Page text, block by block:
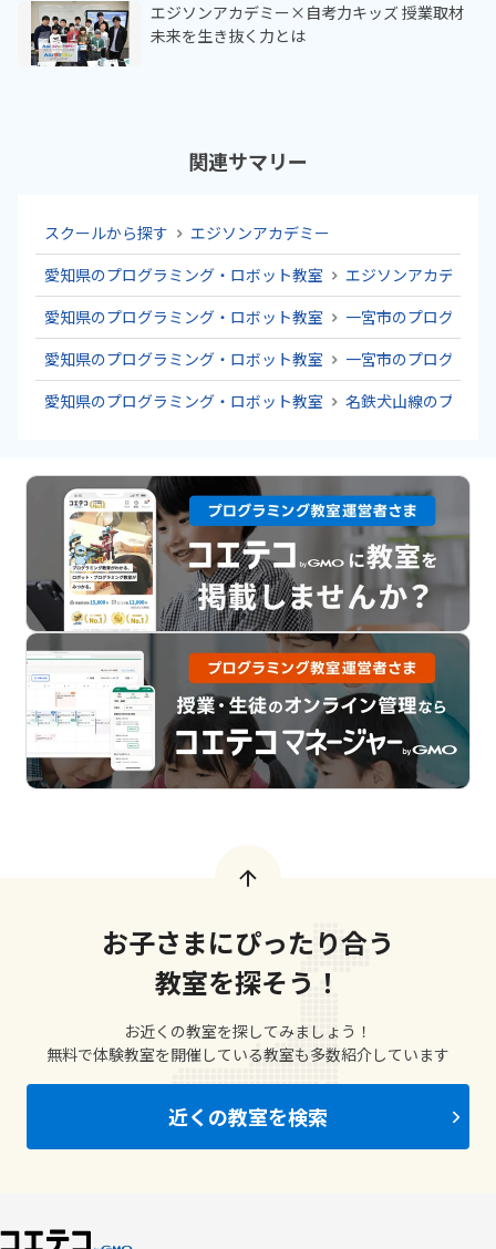
エジソンアカデミー×自考力キッズ 授業取材
未来を生き抜く力とは
関連サマリー
スクールから探す
エジソンアカデミー
愛知県のプログラミング・ロボット教室
エジソンアカデミー
愛知県のプログラミング・ロボット教室
一宮市のプログラミ
愛知県のプログラミング・ロボット教室
一宮市のプログラミ
愛知県のプログラミング・ロボット教室
名鉄犬山線のプログ
お子さまにぴったり合う
教室を探そう！
お近くの教室を探してみましょう！
無料で体験教室を開催している教室も多数紹介しています
近くの教室を検索